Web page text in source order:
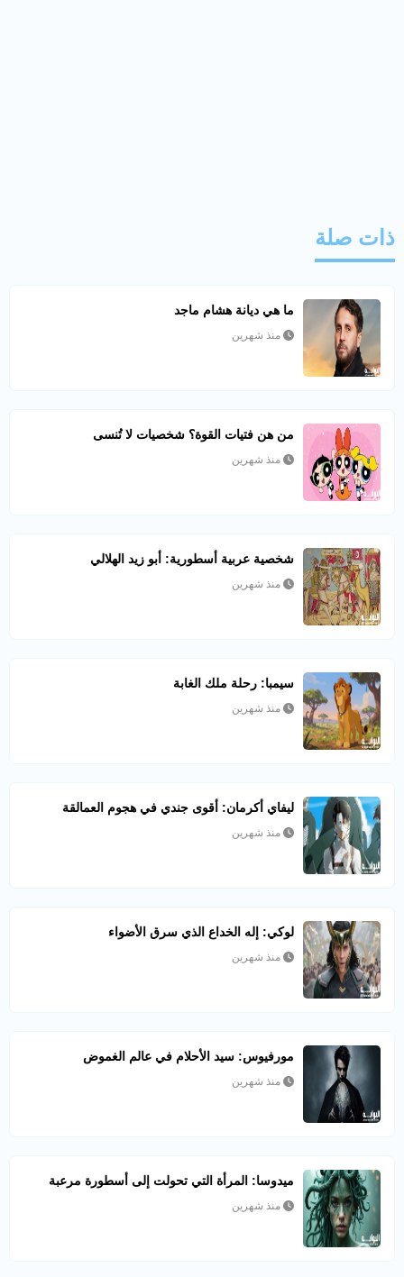
ذات صلة
ما هي ديانة هشام ماجد
منذ شهرين
من هن فتيات القوة؟ شخصيات لا تُنسى
منذ شهرين
شخصية عربية أسطورية: أبو زيد الهلالي
منذ شهرين
سيمبا: رحلة ملك الغابة
منذ شهرين
ليفاي أكرمان: أقوى جندي في هجوم العمالقة
منذ شهرين
لوكي: إله الخداع الذي سرق الأضواء
منذ شهرين
مورفيوس: سيد الأحلام في عالم الغموض
منذ شهرين
ميدوسا: المرأة التي تحولت إلى أسطورة مرعبة
منذ شهرين